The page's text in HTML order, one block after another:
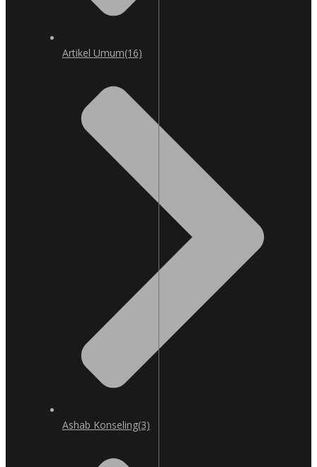
Artikel Umum(16)
Ashab Konseling(3)